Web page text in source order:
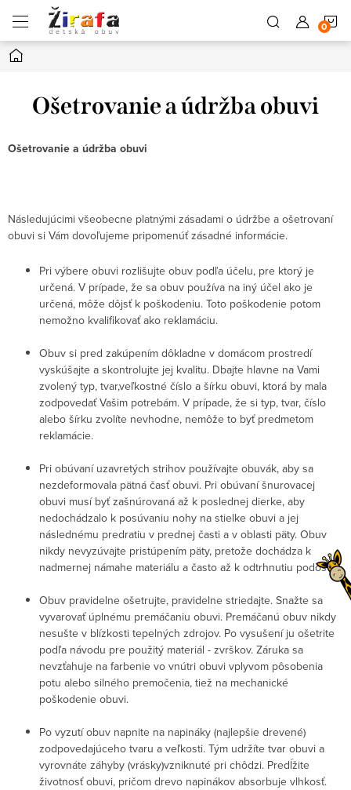
obsah
Domov
Ošetrovanie a údržba obuvi
Ošetrovanie a údržba obuvi
Následujúcimi všeobecne platnými zásadami o údržbe a ošetrovaní
obuvi si Vám dovoľujeme pripomenúť zásadné informácie.
Pri výbere obuvi rozlišujte obuv podľa účelu, pre ktorý je
určená. V prípade, že sa obuv používa na iný účel ako je
určená, môže dôjsť k poškodeniu. Toto poškodenie potom
nemožno kvalifikovať ako reklamáciu.
Obuv si pred zakúpením dôkladne v domácom prostredí
vyskúšajte a skontrolujte jej kvalitu. Dbajte hlavne na Vami
zvolený typ, tvar,veľkostné číslo a šírku obuvi, ktorá by mala
zodpovedať Vašim potrebám. V prípade, že si typ, tvar, číslo
alebo šírku zvolíte nevhodne, nemôže to byť predmetom
reklamácie.
Pri obúvaní uzavretých strihov používajte obuvák, aby sa
nezdeformovala pätná časť obuvi. Pri obúvaní šnurovacej
obuvi musí byť zašnúrovaná až k poslednej dierke, aby
nedochádzalo k posúvaniu nohy na stielke obuvi a jej
následnému predratiu v prednej časti a v oblasti päty. Obuv
nikdy nevyzúvajte pristúpením päty, pretože dochádza k
nadmernej námahe materiálu a často až k odtrhnutiu podošvy.
Obuv pravidelne ošetrujte, pravidelne striedajte. Snažte sa
vyvarovať úplnému premáčaniu obuvi. Premáčanú obuv nikdy
nesušte v blízkosti tepelných zdrojov. Po vysušení ju ošetrite
podľa návodu pre použitý materiál - zvrškov. Záruka sa
nevzťahuje na farbenie vo vnútri obuvi vplyvom pôsobenia
potu alebo silného premočenia, tiež na mechanické
poškodenie obuvi.
Po vyzutí obuv napnite na napináky (najlepšie drevené)
zodpovedajúceho tvaru a veľkosti. Tým udržíte tvar obuvi a
vyrovnáte záhyby (vrásky)vzniknuté pri chôdzi. Predĺžite
životnosť obuvi, pričom drevo napinákov absorbuje vlhkosť.